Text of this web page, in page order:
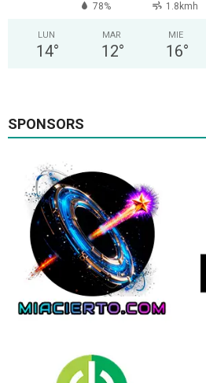
78% 1.8kmh
LUN
14°
MAR
12°
MIE
16°
SPONSORS